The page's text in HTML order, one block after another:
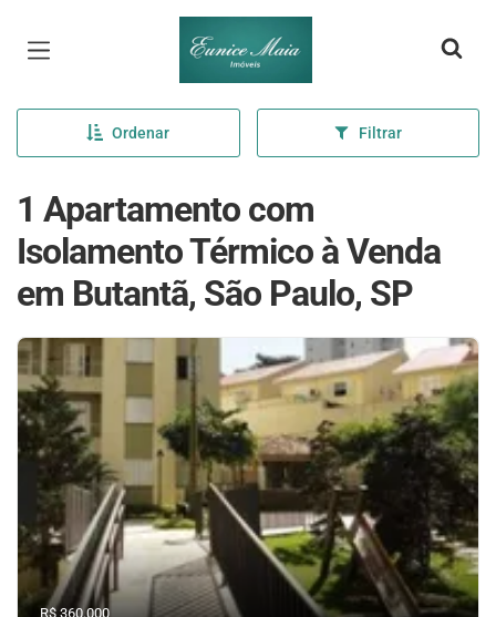
Página inicial
Ordenar Filtrar
1 Apartamento com
Isolamento Térmico à Venda
em Butantã, São Paulo, SP
R$ 360.000